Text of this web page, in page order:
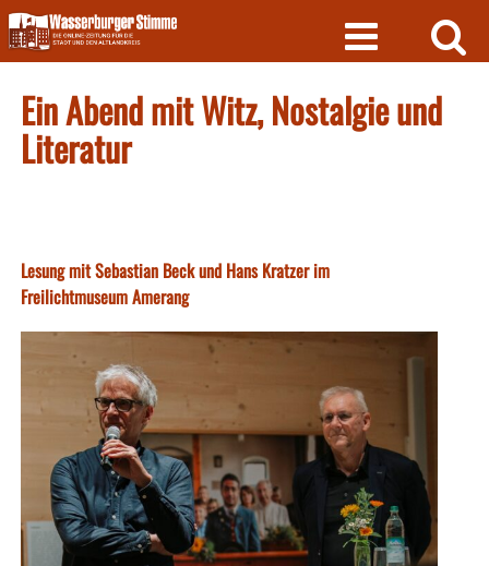
Skip
to
content
Ein Abend mit Witz, Nostalgie und
Literatur
Lesung mit Sebastian Beck und Hans Kratzer im
Freilichtmuseum Amerang